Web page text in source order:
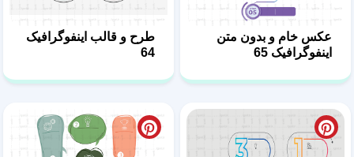
عکس خام و بدون متن
اینفوگرافیک 65
طرح و قالب اینفوگرافیک
64